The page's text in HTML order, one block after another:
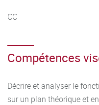
CC
Compétences
Décrire et analyser le
sur un plan théorique et